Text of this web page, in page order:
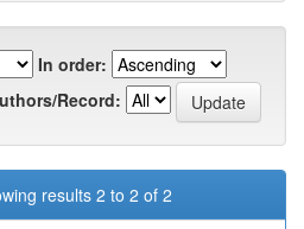
In order:
Record:
results 2 to 2 of 2